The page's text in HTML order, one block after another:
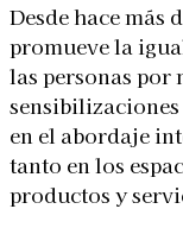
Desde hace más
promueve la
las personas por
en el abordaje
tanto en los
productos y